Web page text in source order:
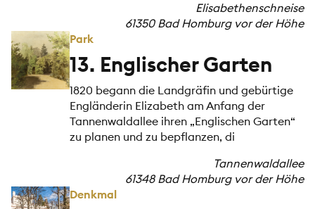
Elisabethenschneise
61350 Bad Homburg vor der Höhe
Park
13. Englischer Garten
1820 begann die Landgräfin und gebürtige
Engländerin Elizabeth am Anfang der
Tannenwaldallee ihren „Englischen Garten“
zu planen und zu bepflanzen, di
Tannenwaldallee
61348 Bad Homburg vor der Höhe
Denkmal